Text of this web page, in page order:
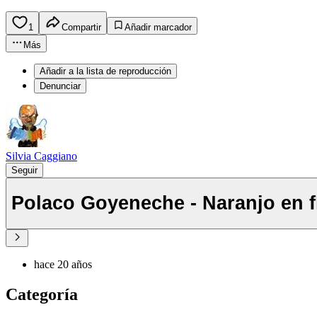
1 Compartir
Añadir marcador
Más
Añadir a la lista de reproducción
Denunciar
Silvia Caggiano
Seguir
Polaco Goyeneche - Naranjo en
hace 20 años
Categoría